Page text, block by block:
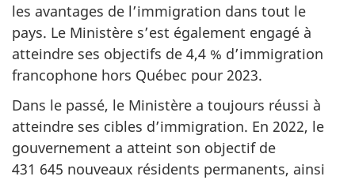
les avantages de l’immigration dans tout le
pays. Le Ministère s’est également engagé à
atteindre ses objectifs de 4,4 % d’immigration
francophone hors Québec pour 2023.
Dans le passé, le Ministère a toujours réussi à
atteindre ses cibles d’immigration. En 2022, le
gouvernement a atteint son objectif de
431 645 nouveaux résidents permanents, ainsi